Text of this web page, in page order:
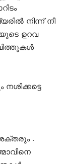
നിന്ന് നീ
ഉറവ
.